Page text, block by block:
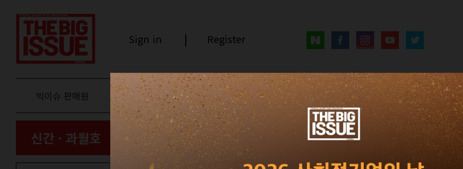
Sign in Register
빅이슈 판매원 후원하기 매거진 광고 · 제휴 빅이슈 서포터즈
신간 · 과월호